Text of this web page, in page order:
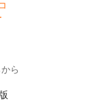
ら